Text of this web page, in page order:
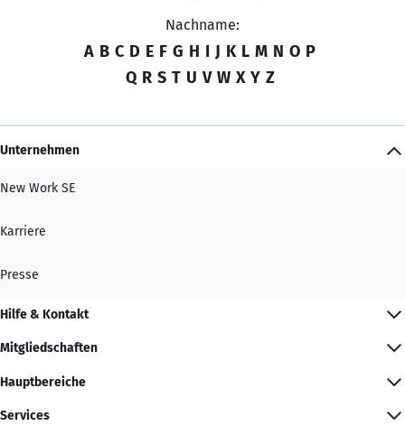
Nachname:
A B C D E F G H I J K L M N O P
Q R S T U V W X Y Z
Unternehmen
New Work SE
Karriere
Presse
Hilfe & Kontakt
Mitgliedschaften
Hauptbereiche
Services